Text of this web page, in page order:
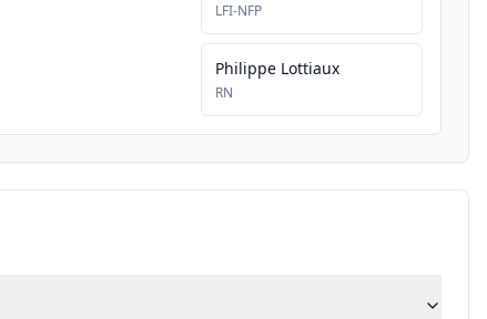
LFI-NFP
Philippe Lottiaux
RN